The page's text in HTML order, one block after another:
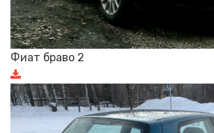
Фиат браво 2